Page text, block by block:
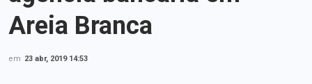
Areia Branca
em 23 abr, 2019 14:53